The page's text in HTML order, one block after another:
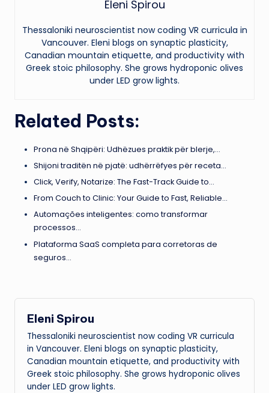
Eleni Spirou
Thessaloniki neuroscientist now coding VR curricula in
Vancouver. Eleni blogs on synaptic plasticity,
Canadian mountain etiquette, and productivity with
Greek stoic philosophy. She grows hydroponic olives
under LED grow lights.
Related Posts:
Prona në Shqipëri: Udhëzues praktik për blerje,…
Shijoni traditën në pjatë: udhërrëfyes për receta…
Click, Verify, Notarize: The Fast-Track Guide to…
From Couch to Clinic: Your Guide to Fast, Reliable…
Automações inteligentes: como transformar
processos…
Plataforma SaaS completa para corretoras de
seguros…
Eleni Spirou
Thessaloniki neuroscientist now coding VR curricula
in Vancouver. Eleni blogs on synaptic plasticity,
Canadian mountain etiquette, and productivity with
Greek stoic philosophy. She grows hydroponic olives
under LED grow lights.